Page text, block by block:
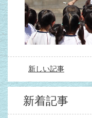
新しい記事
新着記事